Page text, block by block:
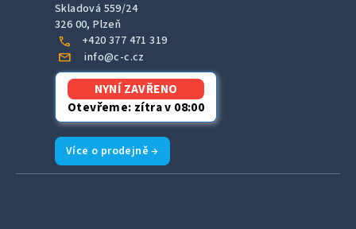
Skladová 559/24
326 00, Plzeň
call +420 377 471 319
mail info@c-c.cz
NYNÍ ZAVŘENO
Otevřeme: zítra v 08:00
Více o prodejně →